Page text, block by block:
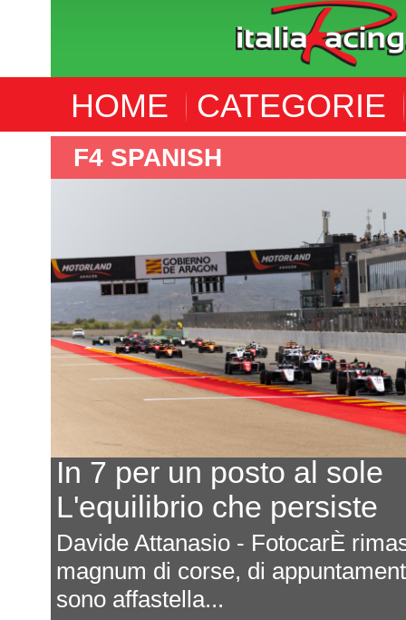
HOME CATEGORIE
F4 ITALIA
Ecco il calendario 2027
Ultima prova a Montmelò
Saranno sette appuntamenti tutti
Formula 4 italiana 2027. La ricca
una impor...